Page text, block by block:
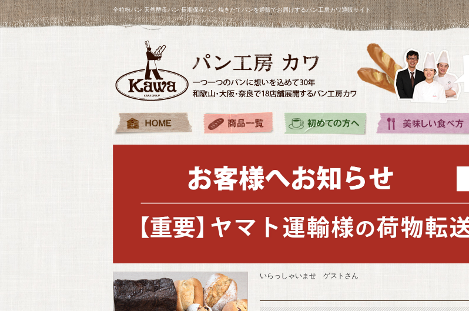
全粒粉パン 天然酵母パン 長期保存パン 焼きたてパンを通販でお届けするパン工房カワ通販サイト
いらっしゃいませ ゲストさん